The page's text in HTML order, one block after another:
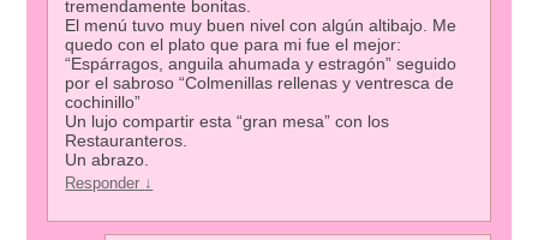
tremendamente bonitas.
El menú tuvo muy buen nivel con algún altibajo. Me
quedo con el plato que para mi fue el mejor:
“Espárragos, anguila ahumada y estragón” seguido
por el sabroso “Colmenillas rellenas y ventresca de
cochinillo”
Un lujo compartir esta “gran mesa” con los
Restauranteros.
Un abrazo.
Responder ↓